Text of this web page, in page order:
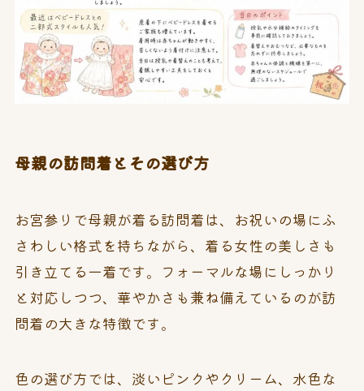
母親の訪問着とその選び方
お宮参りで母親が着る訪問着は、お祝いの場にふ
さわしい格式を持ちながら、着る女性の美しさも
引き立てる一着です。フォーマルな場にしっかり
と対応しつつ、華やかさも兼ね備えているのが訪
問着の大きな特徴です。
色の選び方では、淡いピンクやクリーム、水色な